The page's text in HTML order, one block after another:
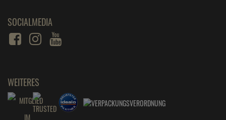
SOCIALMEDIA
WEITERES